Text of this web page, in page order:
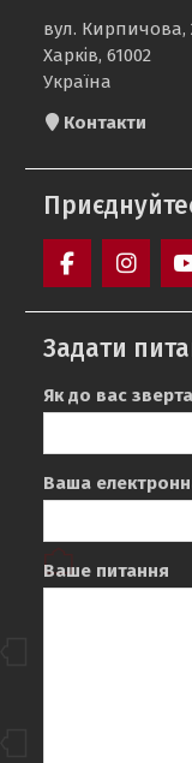
вул. Кирпичова,
Харків, 61002
Україна
Контакти
Задати
Як до вас
Ваша
Ваше питання